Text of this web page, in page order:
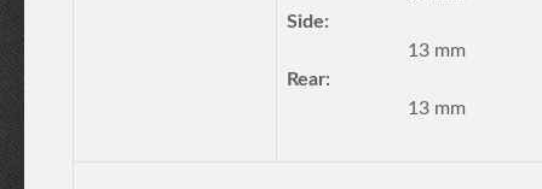
Side:
13 mm
Rear:
13 mm